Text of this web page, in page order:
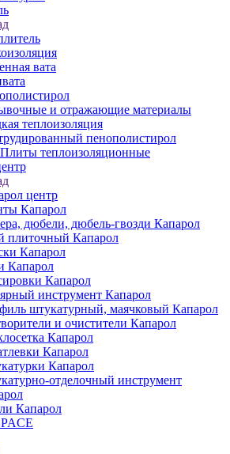
вата
и отражающие материалы
теплоизоляция
пенополистирол
теплоизоляционные
центр
Капарол
дюбели, дюбель-гвозди Капарол
плиточный Капарол
Капарол
Капарол
Капарол
инструмент Капарол
штукатурный, маячковый Капарол
и очистители Капарол
Капарол
Капарол
Капарол
отделочный инструмент
Капарол